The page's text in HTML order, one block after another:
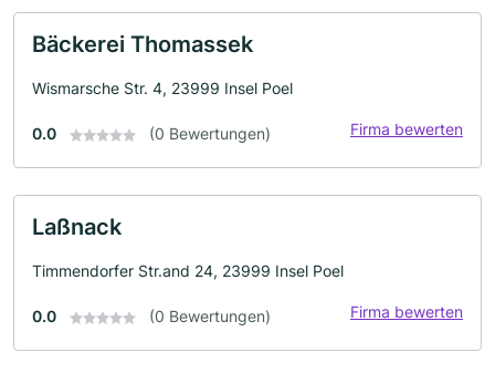
Bäckerei Thomassek
Wismarsche Str. 4, 23999 Insel Poel
0.0 (0 Bewertungen) Firma bewerten
Laßnack
Timmendorfer Str.and 24, 23999 Insel Poel
0.0 (0 Bewertungen) Firma bewerten